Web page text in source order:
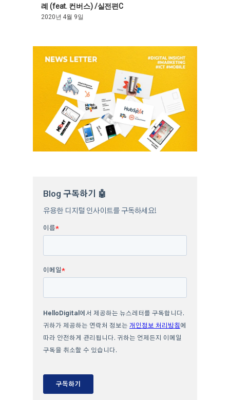
례 (feat. 컨버스) /실전편C
2020년 4월 9일